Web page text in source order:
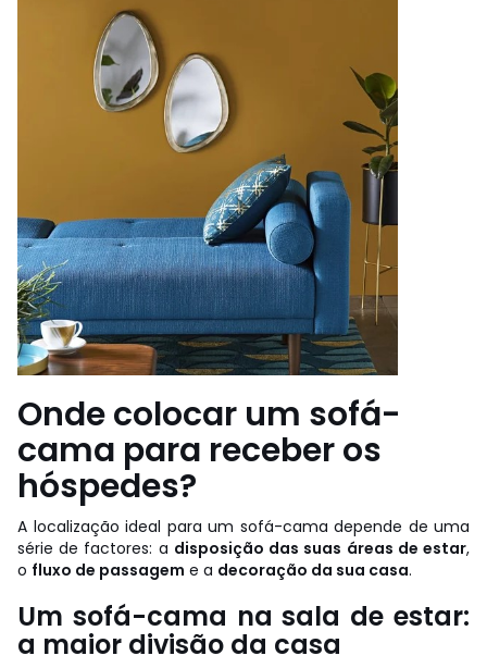
Onde colocar um sofá-
cama para receber os
hóspedes?
A localização ideal para um sofá-cama depende de uma
série de factores: a disposição das suas áreas de estar,
o fluxo de passagem e a decoração da sua casa.
Um sofá-cama na sala de estar:
a maior divisão da casa